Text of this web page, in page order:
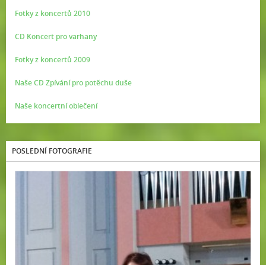
Fotky z koncertů 2010
CD Koncert pro varhany
Fotky z koncertů 2009
Naše CD Zpívání pro potěchu duše
Naše koncertní oblečení
POSLEDNÍ FOTOGRAFIE